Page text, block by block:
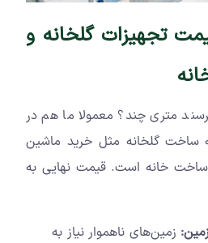
تجهیزات گلخانه و
متری چند؟ معمولا ما هم در
ساخت گلخانه مثل خرید ماشین
خانه است. قیمت نهایی به
زمین‌های ناهموار نیاز به